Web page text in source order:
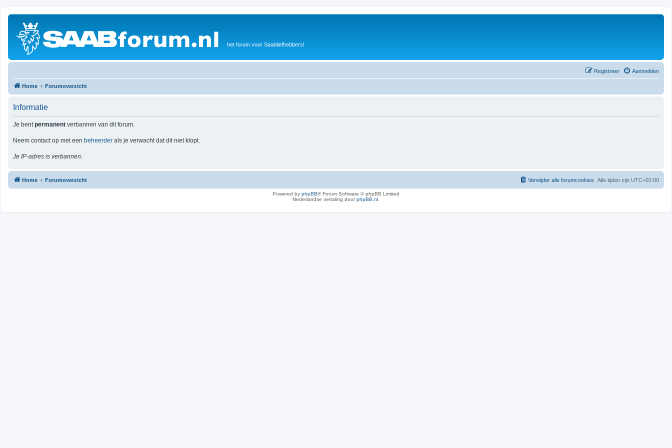
het forum voor Saabliefhebbers!
Aanmelden
Registreer
Home Forumoverzicht
Informatie
Je bentpermanent verbannen van dit forum.
Neem contact op met een beheerder als je verwacht dat dit niet klopt.
Je IP-adres is verbannen.
Home Forumoverzicht Alle tijden zijn UTC+02:00
Verwijder alle forumcookies
Powered by phpBB® Forum Software © phpBB Limited
Nederlandse vertaling doorphpBB.nl